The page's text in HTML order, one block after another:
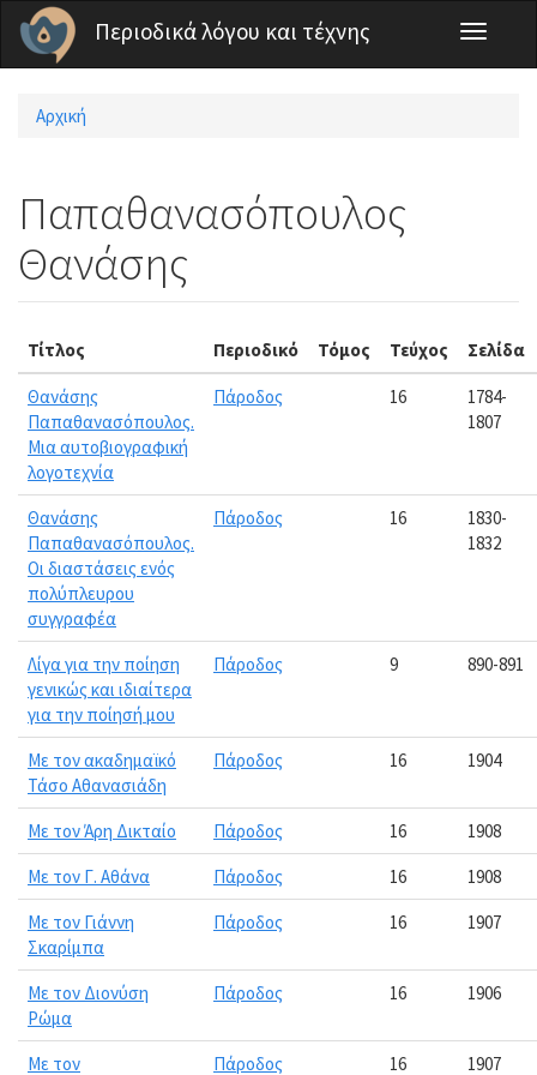
Παράκαμψη προς το κυρίως περιεχόμενο
Περιοδικά λόγου και τέχνης
Toggle
Είστε εδώ
Αρχική
Παπαθανασόπουλος
Θανάσης
Τίτλος Περιοδικό Τόμος Τεύχος Σελίδα
Θανάσης
Παπαθανασόπουλος.
Μια αυτοβιογραφική
λογοτεχνία
Πάροδος 16
1784-
1807
Θανάσης
Παπαθανασόπουλος.
Οι διαστάσεις ενός
πολύπλευρου
συγγραφέα
Πάροδος 16
1830-
1832
Λίγα για την ποίηση
γενικώς και ιδιαίτερα
για την ποίησή μου
Πάροδος 9 890-891
Με τον ακαδημαϊκό
Τάσο Αθανασιάδη
Πάροδος 16 1904
Με τον Άρη Δικταίο Πάροδος 16
1908
Με τον Γ. Αθάνα
Πάροδος 16
1908
Με τον Γιάννη
Σκαρίμπα
Πάροδος 16 1907
Με τον Διονύση
Ρώμα
Πάροδος 16 1906
Με τον Πάροδος 16 1907